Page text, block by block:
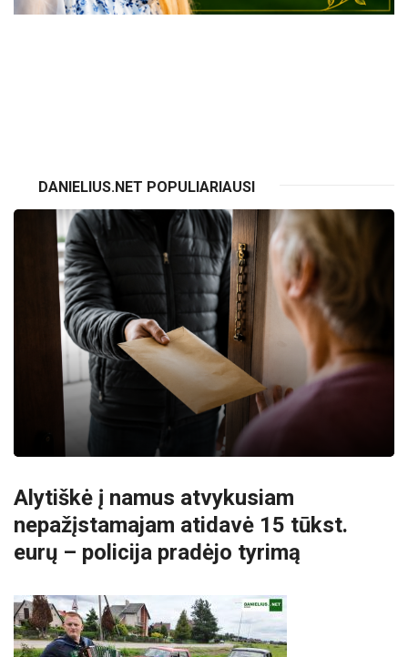
DANIELIUS.NET POPULIARIAUSI
Alytiškė į namus atvykusiam
nepažįstamajam atidavė 15 tūkst.
eurų – policija pradėjo tyrimą